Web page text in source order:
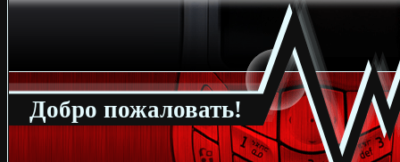
Добро пожаловать!